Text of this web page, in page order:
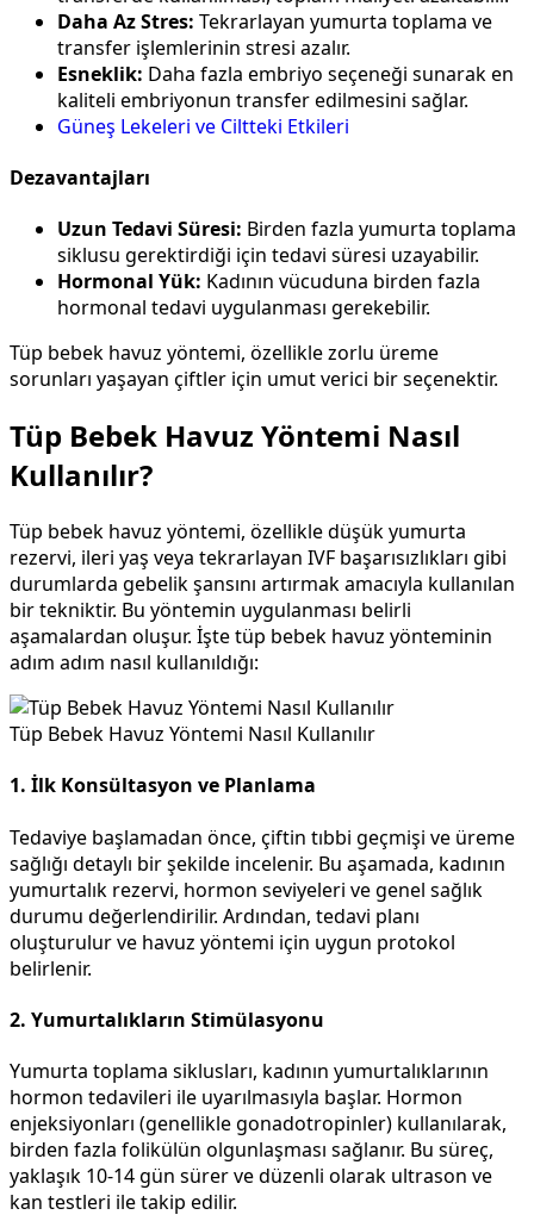
Daha Az Stres: Tekrarlayan yumurta toplama ve
transfer işlemlerinin stresi azalır.
Esneklik: Daha fazla embriyo seçeneği sunarak en
kaliteli embriyonun transfer edilmesini sağlar.
Güneş Lekeleri ve Ciltteki Etkileri
Dezavantajları
Uzun Tedavi Süresi: Birden fazla yumurta toplama
siklusu gerektirdiği için tedavi süresi uzayabilir.
Hormonal Yük: Kadının vücuduna birden fazla
hormonal tedavi uygulanması gerekebilir.
Tüp bebek havuz yöntemi, özellikle zorlu üreme
sorunları yaşayan çiftler için umut verici bir seçenektir.
Tüp Bebek Havuz Yöntemi Nasıl
Kullanılır?
Tüp bebek havuz yöntemi, özellikle düşük yumurta
rezervi, ileri yaş veya tekrarlayan IVF başarısızlıkları gibi
durumlarda gebelik şansını artırmak amacıyla kullanılan
bir tekniktir. Bu yöntemin uygulanması belirli
aşamalardan oluşur. İşte tüp bebek havuz yönteminin
adım adım nasıl kullanıldığı:
Tüp Bebek Havuz Yöntemi Nasıl Kullanılır
1. İlk Konsültasyon ve Planlama
Tedaviye başlamadan önce, çiftin tıbbi geçmişi ve üreme
sağlığı detaylı bir şekilde incelenir. Bu aşamada, kadının
yumurtalık rezervi, hormon seviyeleri ve genel sağlık
durumu değerlendirilir. Ardından, tedavi planı
oluşturulur ve havuz yöntemi için uygun protokol
belirlenir.
2. Yumurtalıkların Stimülasyonu
Yumurta toplama siklusları, kadının yumurtalıklarının
hormon tedavileri ile uyarılmasıyla başlar. Hormon
enjeksiyonları (genellikle gonadotropinler) kullanılarak,
birden fazla folikülün olgunlaşması sağlanır. Bu süreç,
yaklaşık 10-14 gün sürer ve düzenli olarak ultrason ve
kan testleri ile takip edilir.